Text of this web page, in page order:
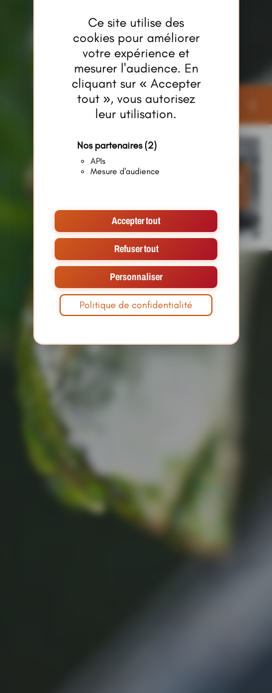
Ce site utilise des
cookies pour améliorer
votre expérience et
mesurer l'audience. En
cliquant sur « Accepter
tout », vous autorisez
leur utilisation.
Nos partenaires (2)
APIs
Mesure d'audience
Accepter tout
Refuser tout
Personnaliser
Politique de confidentialité
Publicités